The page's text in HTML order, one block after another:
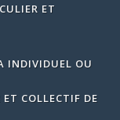
ET
INDIVIDUEL OU
COLLECTIF DE